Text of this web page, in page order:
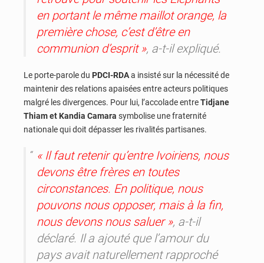
en portant le même maillot orange, la
première chose, c’est d’être en
communion d’esprit », a-t-il expliqué.
Le porte-parole du PDCI-RDAa insisté sur la nécessité de
maintenir des relations apaisées entre acteurs politiques
malgré les divergences. Pour lui, l’accolade entreTidjane
Thiam et Kandia Camara symbolise une fraternité
nationale qui doit dépasser les rivalités partisanes.
« Il faut retenir qu’entre Ivoiriens, nous
devons être frères en toutes
circonstances. En politique, nous
pouvons nous opposer, mais à la fin,
nous devons nous saluer », a-t-il
déclaré. Il a ajouté que l’amour du
pays avait naturellement rapproché